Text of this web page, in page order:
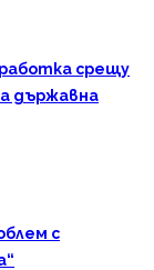
срещу
държавна
с